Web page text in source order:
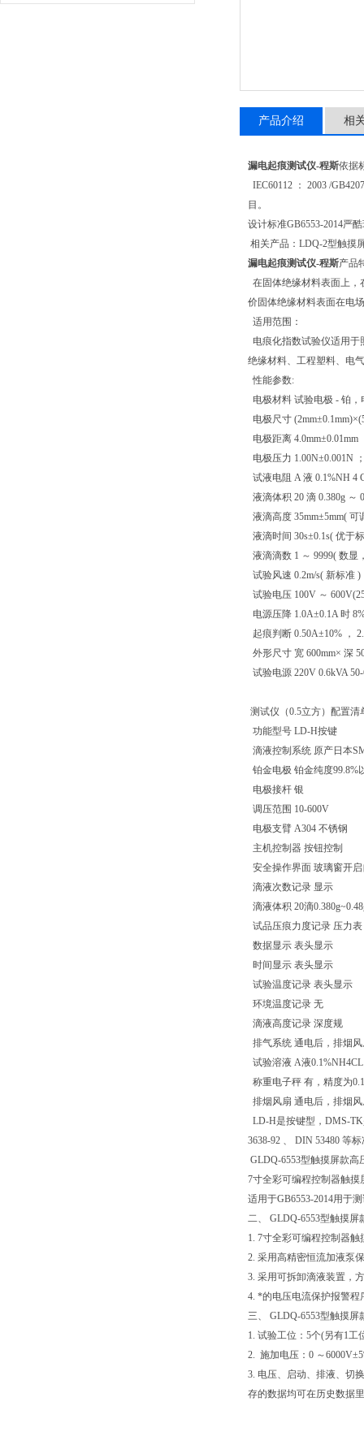
产品介绍 相
漏电起痕测试仪-程斯依据
IEC60112 ： 2003 /
目。
设计标准GB6553-2014严
相关产品：LDQ-2型触摸
漏电起痕测试仪-程斯产品
在固体绝缘材料表面上，
价固体绝缘材料表面在电
适用范围：
电痕化指数试验仪适用
绝缘材料、工程塑料、电
性能参数:
电极材料 试验电极 - 铂
电极尺寸
电极距离 4.0mm±0.01mm
电极压力 1.00N±0.001N
试液电阻 A 液 0.1%NH 4
液滴体积 20 滴 0.380g ～
液滴高度 35mm±5mm(
液滴时间 30s±0.1s( 优于
液滴滴数 1 ～ 9999( 数显
试验风速 0.2m/s( 新标准
试验电压 100V ～
电源压降 1.0A±0.1A 时
起痕判断 0.50A±10% ，
外形尺寸 宽 600mm× 深
试验电源 220V 0.6kVA
测试仪（0.5立方）配置清
功能型号 LD-H按键
滴液控制系统 原产日本
铂金电极 铂金纯度99.8%
电极接杆 银
调压范围 10-600V
电极支臂 A304 不锈钢
主机控制器 按钮控制
安全操作界面 玻璃窗开
滴液次数记录 显示
滴液体积 20滴
试品压痕力度记录 压力表
数据显示 表头显示
时间显示 表头显示
试验温度记录 表头显示
环境温度记录 无
滴液高度记录 深度规
排气系统 通电后，排烟
试验溶液 A液
称重电子秤 有，精度为
排烟风扇 通电后，排烟
LD-H是按键型，DMS-TK
3638-92 、 DIN 53480 等
GLDQ-6553型触摸屏款高
7寸全彩可编程控制器触摸
适用于GB6553-2014用于
二、 GLDQ-6553型触摸屏
1. 7寸全彩可编程控制器
2. 采用高精密恒流加液泵
3. 采用可拆卸滴液装置，
4. *的电压电流保护报警
三、 GLDQ-6553型触摸屏
1. 试验工位：5个(另有1工
2. 施加电压：0 ～
3. 电压、启动、排液、切
存的数据均可在历史数据